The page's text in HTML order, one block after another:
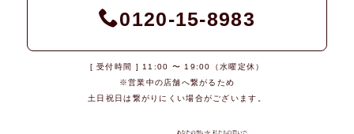
0120-15-8983
[ 受付時間 ] 11:00 〜 19:00（水曜定休）
※営業中の店舗へ繋がるため
土日祝日は繋がりにくい場合がございます。